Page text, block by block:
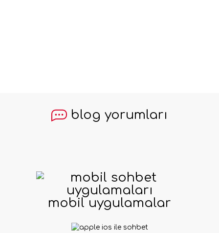
blog yorumları
mobil uygulamalar
ios ile sohbet